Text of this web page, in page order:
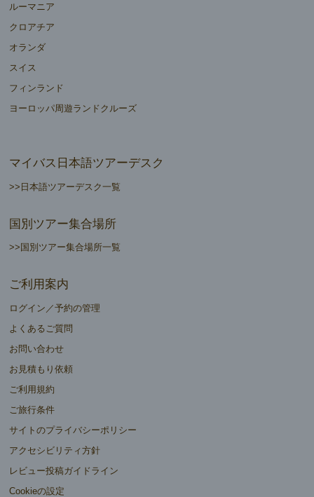
ルーマニア
クロアチア
オランダ
スイス
フィンランド
ヨーロッパ周遊ランドクルーズ
マイバス日本語ツアーデスク
>>日本語ツアーデスク一覧
国別ツアー集合場所
>>国別ツアー集合場所一覧
ご利用案内
ログイン／予約の管理
よくあるご質問
お問い合わせ
お見積もり依頼
ご利用規約
ご旅行条件
サイトのプライバシーポリシー
アクセシビリティ方針
レビュー投稿ガイドライン
Cookieの設定